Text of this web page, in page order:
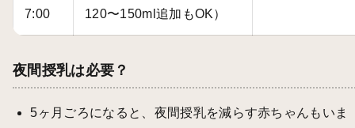
7:00
120〜150ml追加もOK）
夜間授乳は必要？
5ヶ月ごろになると、夜間授乳を減らす赤ちゃんもいま